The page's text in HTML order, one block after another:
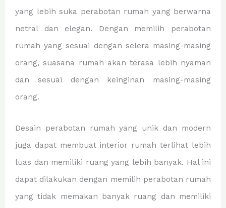
yang lebih suka perabotan rumah yang berwarna
netral dan elegan. Dengan memilih perabotan
rumah yang sesuai dengan selera masing-masing
orang, suasana rumah akan terasa lebih nyaman
dan sesuai dengan keinginan masing-masing
orang.
Desain perabotan rumah yang unik dan modern
juga dapat membuat interior rumah terlihat lebih
luas dan memiliki ruang yang lebih banyak. Hal ini
dapat dilakukan dengan memilih perabotan rumah
yang tidak memakan banyak ruang dan memiliki